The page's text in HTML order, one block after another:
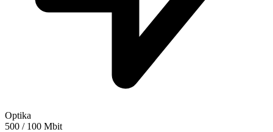
Optika
500 / 100 Mbit